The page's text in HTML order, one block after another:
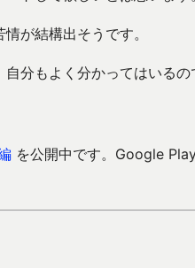
が結構出そうです。
分もよく分かってはいるの
を公開中です。Google